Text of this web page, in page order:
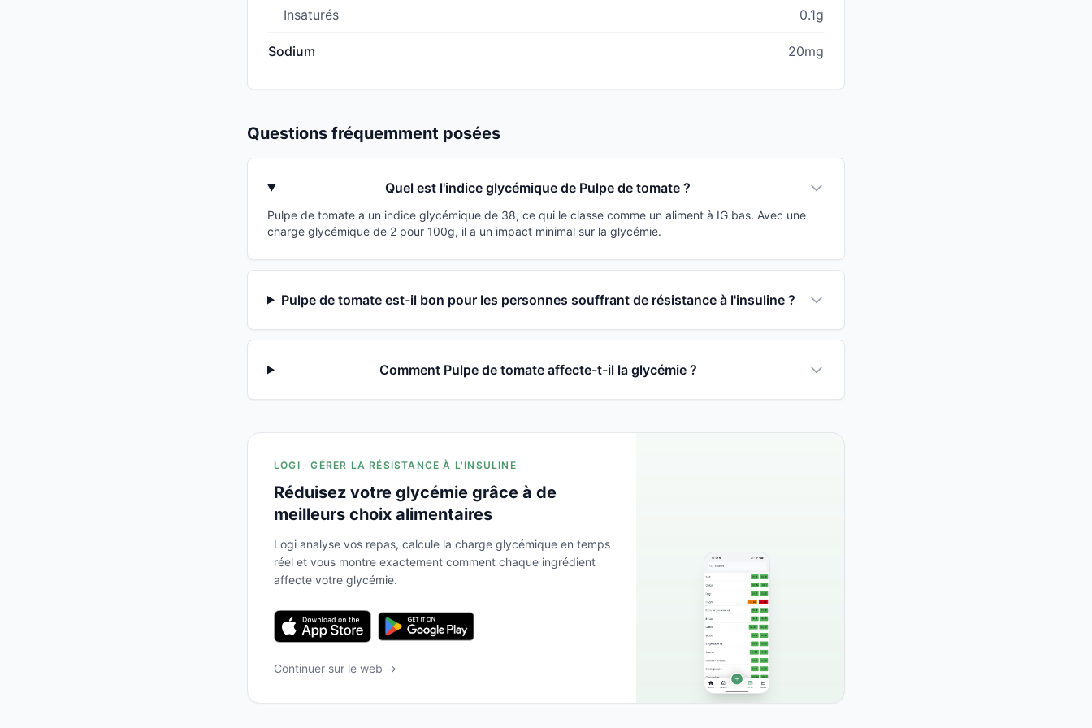
Insaturés 0.1g
Sodium 20mg
Questions fréquemment posées
Quel est l'indice glycémique de Pulpe de tomate ?
Pulpe de tomate a un indice glycémique de 38, ce qui le classe comme un aliment à IG bas. Avec une
charge glycémique de 2 pour 100g, il a un impact minimal sur la glycémie.
Pulpe de tomate est-il bon pour les personnes souffrant de résistance à l'insuline ?
Comment Pulpe de tomate affecte-t-il la glycémie ?
LOGI · GÉRER LA RÉSISTANCE À L'INSULINE
Réduisez votre glycémie grâce à de
meilleurs choix alimentaires
Logi analyse vos repas, calcule la charge glycémique en temps
réel et vous montre exactement comment chaque ingrédient
affecte votre glycémie.
Continuer sur le web →